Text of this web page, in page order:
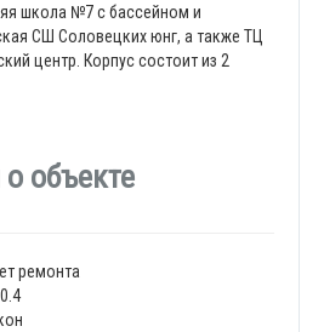
школа №7 с бассейном и
СШ Соловецких юнг, а также ТЦ
центр. Корпус состоит из 2
объекте
ремонта